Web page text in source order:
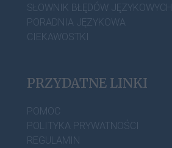
SŁOWNIK BŁĘDÓW JĘZYKOWYCH
PORADNIA JĘZYKOWA
CIEKAWOSTKI
PRZYDATNE LINKI
POMOC
POLITYKA PRYWATNOŚCI
REGULAMIN